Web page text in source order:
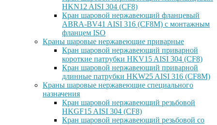
HKN12 AISI 304 (CF8)
Кран шаровой нержавеющий фланцевый
ABRA-BV41 AISI 316 (CF8M) с монтажным
фланцем ISO
Краны шаровые нержавеющие приварные
Кран шаровой нержавеющий приварной
короткие патрубки HKV15 AISI 304 (CF8)
Кран шаровой нержавеющий приварной
длинные патрубки HKW25 AISI 316 (CF8M)
Краны шаровые нержавеющие специального
назначения
Кран шаровой нержавеющий резьбовой
HKGF15 AISI 304 (CF8)
Кран шаровой нержавеющий резьбовой со